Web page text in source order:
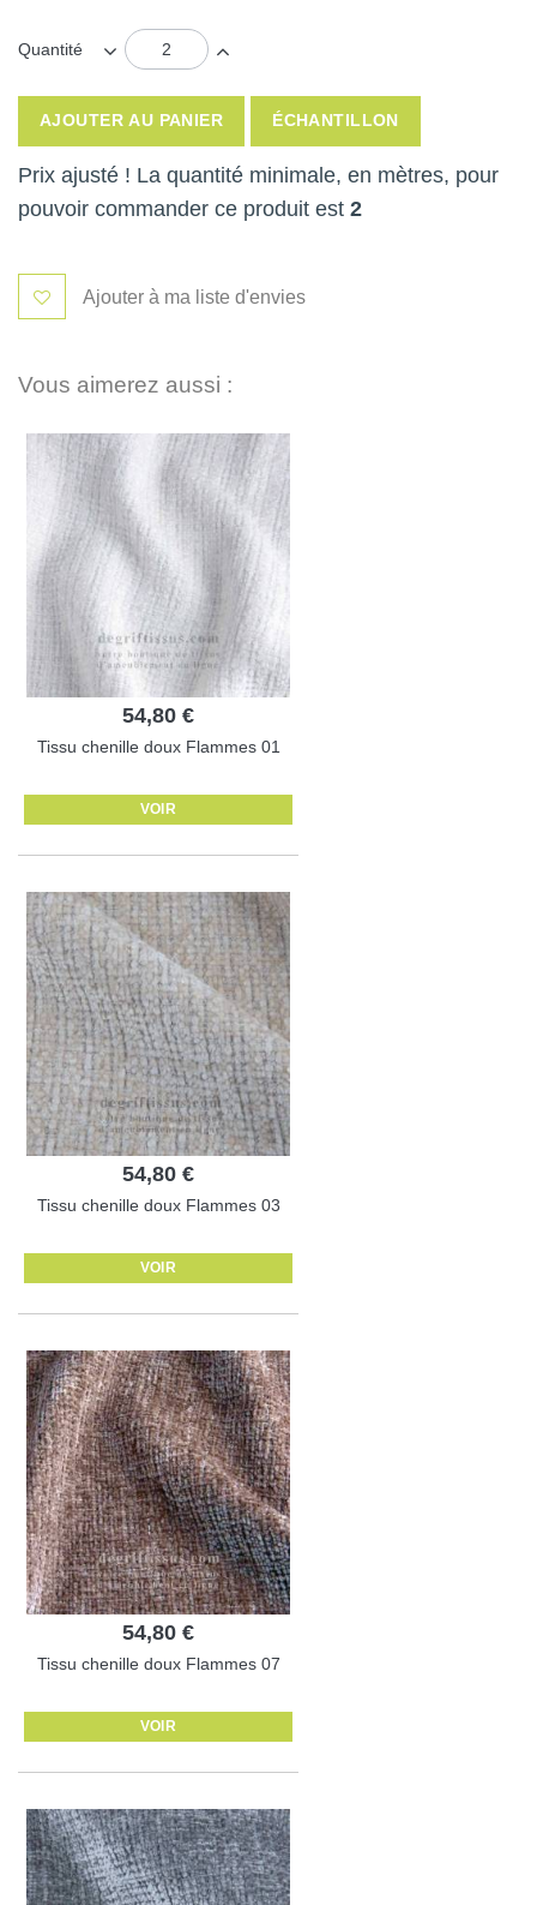
Quantité
AJOUTER AU PANIER ÉCHANTILLON
Prix ajusté ! La quantité minimale, en mètres, pour
pouvoir commander ce produit est 2
Ajouter à ma liste d'envies
Vous aimerez aussi :
54,80 €
Tissu chenille doux Flammes 01
VOIR
54,80 €
Tissu chenille doux Flammes 03
VOIR
54,80 €
Tissu chenille doux Flammes 07
VOIR